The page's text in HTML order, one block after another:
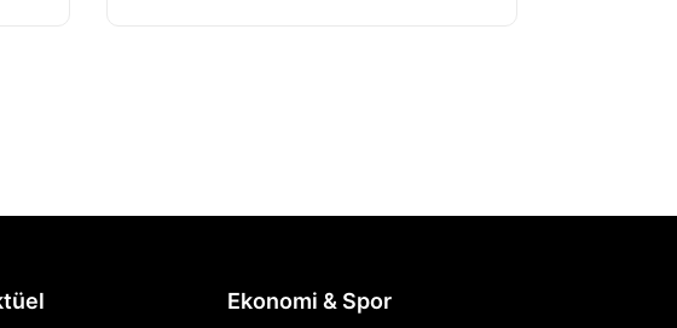
Ekonomi & Spor